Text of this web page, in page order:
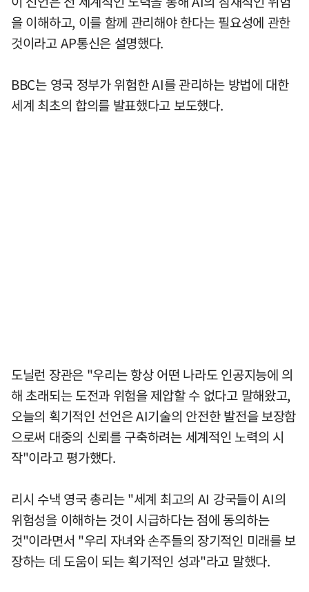
을 이해하고, 이를 함께 관리해야 한다는 필요성에 관한
것이라고 AP통신은 설명했다.
BBC는 영국 정부가 위험한 AI를 관리하는 방법에 대한
세계 최초의 합의를 발표했다고 보도했다.
도닐런 장관은 "우리는 항상 어떤 나라도 인공지능에 의
해 초래되는 도전과 위험을 제압할 수 없다고 말해왔고,
오늘의 획기적인 선언은 AI기술의 안전한 발전을 보장함
으로써 대중의 신뢰를 구축하려는 세계적인 노력의 시
작"이라고 평가했다.
리시 수낵 영국 총리는 "세계 최고의 AI 강국들이 AI의
위험성을 이해하는 것이 시급하다는 점에 동의하는
것"이라면서 "우리 자녀와 손주들의 장기적인 미래를 보
장하는 데 도움이 되는 획기적인 성과"라고 말했다.